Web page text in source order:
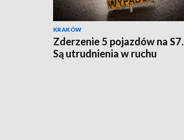
KRAKÓW
Zderzenie 5 pojazdów na S7.
Są utrudnienia w ruchu